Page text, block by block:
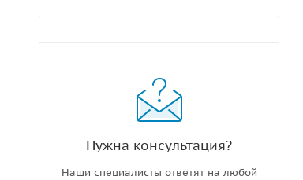
Нужна консультация?
Наши специалисты ответят на любой